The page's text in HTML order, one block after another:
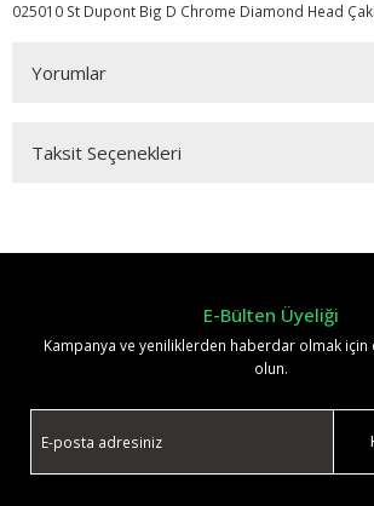
025010 St Dupont Big D Chrome Diamond Head
Yorumlar
Taksit Seçenekleri
E-Bülten Üyeliği
Kampanya ve yeniliklerden haberdar olmak için
olun.